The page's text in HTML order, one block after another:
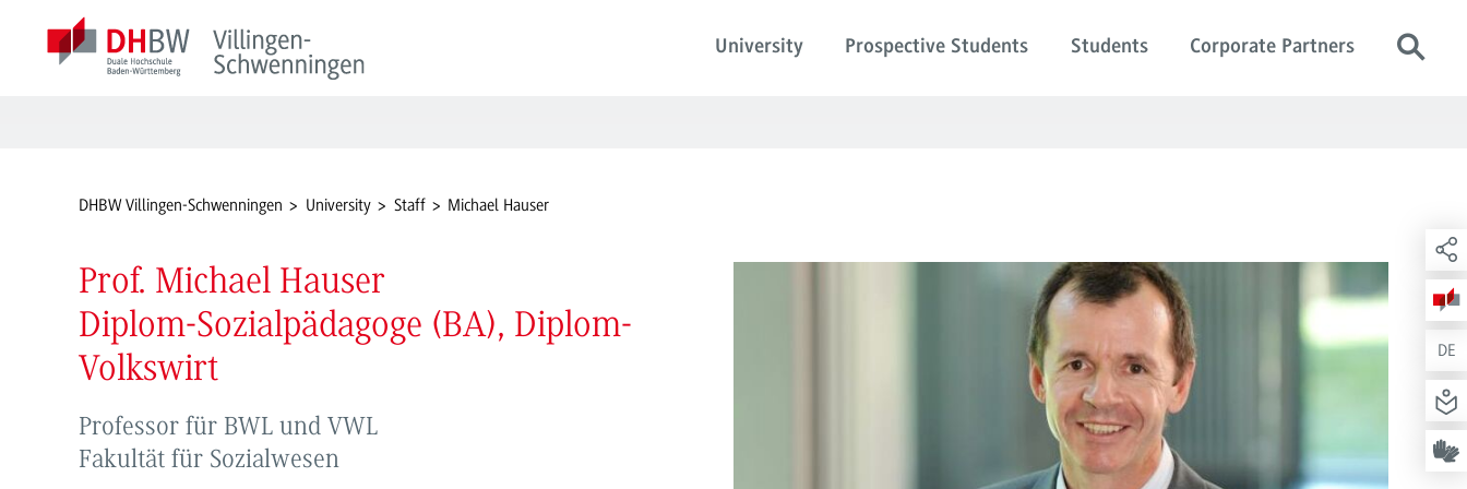
University Prospective Students Students Corporate Partners
DE
DHBW Villingen-Schwenningen University Staff Michael Hauser
Prof. Michael Hauser
Diplom-Sozialpädagoge (BA), Diplom-
Volkswirt
Professor für BWL und VWL
Fakultät für Sozialwesen